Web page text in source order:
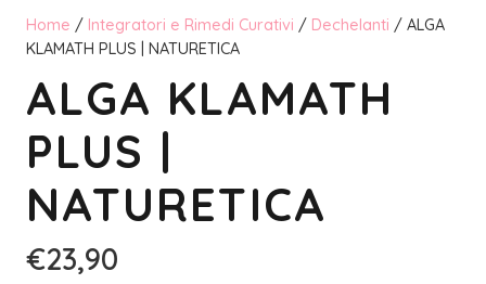
Home / Integratori e Rimedi Curativi / Dechelanti / ALGA
KLAMATH PLUS | NATURETICA
ALGA KLAMATH
PLUS |
NATURETICA
€23,90